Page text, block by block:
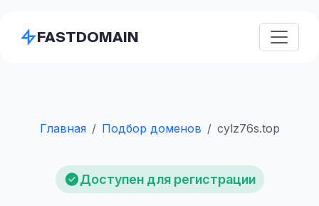
FASTDOMAIN
Главная Подбор доменов cylz76s.top
Доступен для регистрации